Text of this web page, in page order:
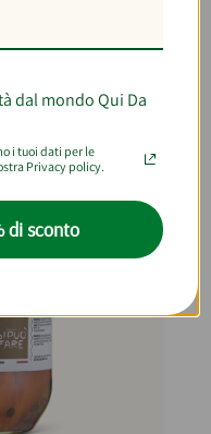
dal mondo Qui Da
i tuoi dati per le
Privacy policy.
di sconto